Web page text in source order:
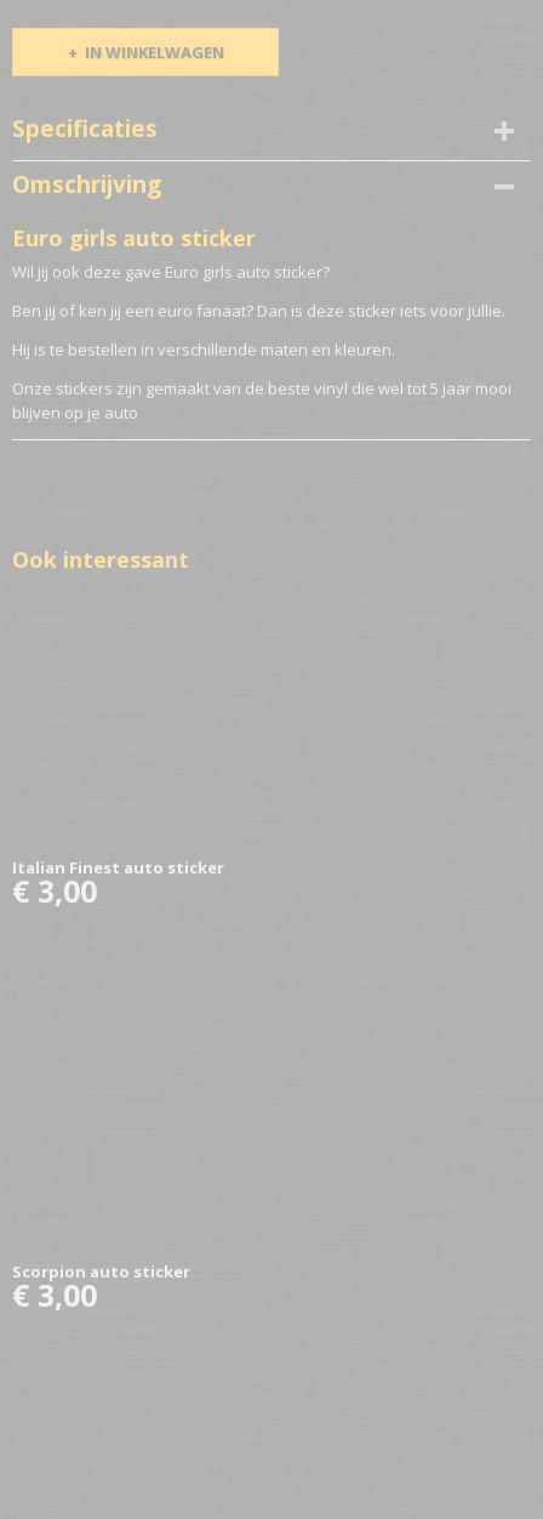
IN WINKELWAGEN
Specificaties
Netto gewicht
0,10 Kg
Omschrijving
Euro girls auto sticker
Wil jij ook deze gave Euro girls auto sticker?
Ben jij of ken jij een euro fanaat? Dan is deze sticker iets voor jullie.
Hij is te bestellen in verschillende maten en kleuren.
Onze stickers zijn gemaakt van de beste vinyl die wel tot 5 jaar mooi
blijven op je auto
Ook interessant
Italian Finest auto sticker
€ 3,00
Scorpion auto sticker
€ 3,00